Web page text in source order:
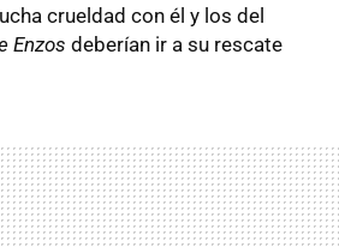
crueldad con él y los del
Enzos deberían ir a su rescate